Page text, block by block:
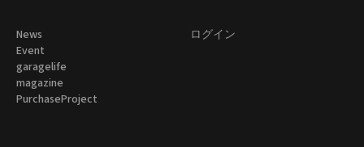
News
Event
garagelife
magazine
PurchaseProject
ログイン